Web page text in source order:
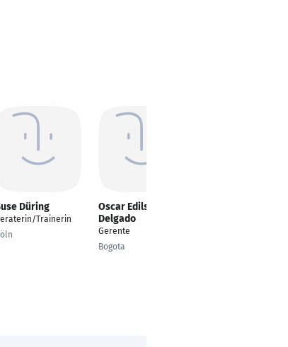
Düring
Trainerin
Oscar Edilson Rozo
Delgado
Gerente
Bogota